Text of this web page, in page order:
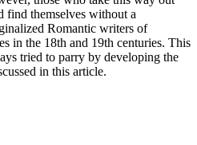
find themselves without a
Romantic writers of
in the 18th and 19th centuries. This
tried to parry by developing the
in this article.